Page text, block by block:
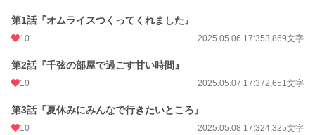
第1話『オムライスつくってくれました』
10 2025.05.06 17:353,869文字
第2話『千弦の部屋で過ごす甘い時間』
10 2025.05.07 17:372,651文字
第3話『夏休みにみんなで行きたいところ』
10 2025.05.08 17:324,325文字